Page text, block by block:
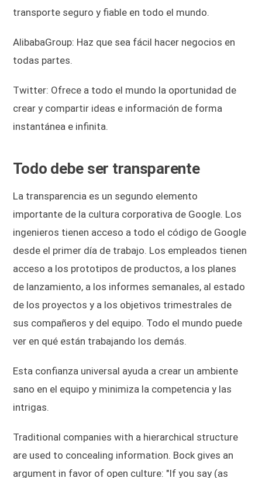
transporte seguro y fiable en todo el mundo.
AlibabaGroup: Haz que sea fácil hacer negocios en
todas partes.
Twitter: Ofrece a todo el mundo la oportunidad de
crear y compartir ideas e información de forma
instantánea e infinita.
Todo debe ser transparente
La transparencia es un segundo elemento
importante de la cultura corporativa de Google. Los
ingenieros tienen acceso a todo el código de Google
desde el primer día de trabajo. Los empleados tienen
acceso a los prototipos de productos, a los planes
de lanzamiento, a los informes semanales, al estado
de los proyectos y a los objetivos trimestrales de
sus compañeros y del equipo. Todo el mundo puede
ver en qué están trabajando los demás.
Esta confianza universal ayuda a crear un ambiente
sano en el equipo y minimiza la competencia y las
intrigas.
Traditional companies with a hierarchical structure
are used to concealing information. Bock gives an
argument in favor of open culture: "If you say (as